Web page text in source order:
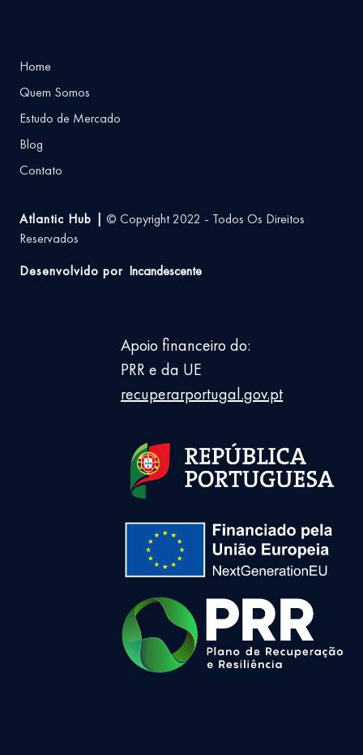
Home
Quem Somos
Estudo de Mercado
Blog
Contato
Atlantic Hub |
© Copyright 2022 - Todos Os Direitos
Reservados
Desenvolvido por Incandescente
Apoio financeiro do:
PRR e da UE
recuperarportugal.gov.pt